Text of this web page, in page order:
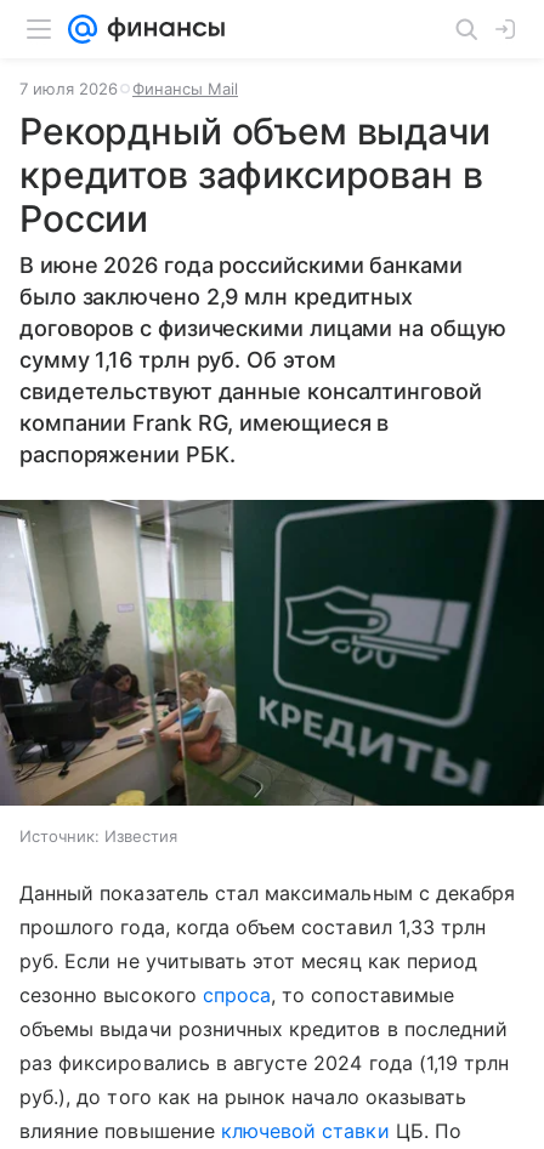
7 июля 2026 Финансы Mail
Рекордный объем выдачи
кредитов зафиксирован в
России
В июне 2026 года российскими банками
было заключено 2,9 млн кредитных
договоров с физическими лицами на общую
сумму 1,16 трлн руб. Об этом
свидетельствуют данные консалтинговой
компании Frank RG, имеющиеся в
распоряжении РБК.
Источник: Известия
Данный показатель стал максимальным с декабря
прошлого года, когда объем составил 1,33 трлн
руб. Если не учитывать этот месяц как период
сезонно высокого спроса, то сопоставимые
объемы выдачи розничных кредитов в последний
раз фиксировались в августе 2024 года (1,19 трлн
руб.), до того как на рынок начало оказывать
влияние повышение ключевой ставки ЦБ. По